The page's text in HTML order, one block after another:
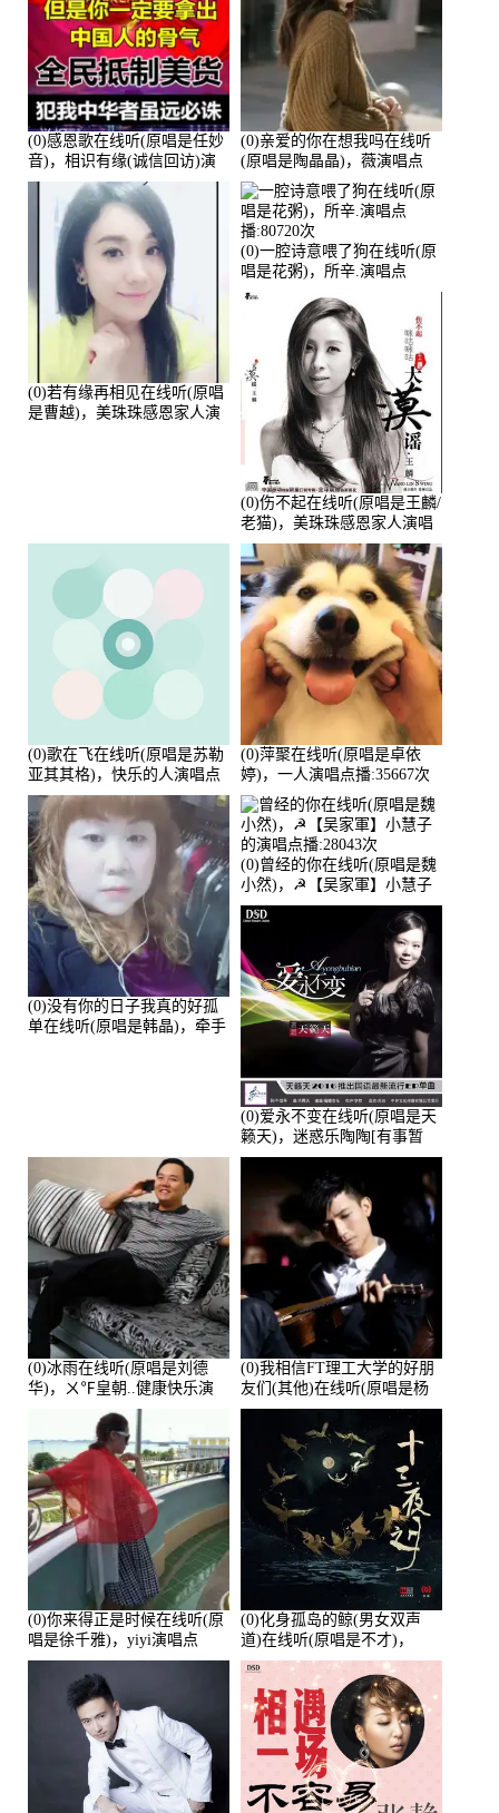
(0)感恩歌在线听(原唱是任妙
音)，相识有缘(诚信回访)演
唱点播:161288次
(0)亲爱的你在想我吗在线听
(原唱是陶晶晶)，薇演唱点
播:159722次
(0)若有缘再相见在线听(原唱
是曹越)，美珠珠感恩家人演
(0)一腔诗意喂了狗在线听(原
唱是花粥)，所辛.演唱点
播:80720次
(0)伤不起在线听(原唱是王麟/
老猫)，美珠珠感恩家人演唱
点播:80218次
(0)歌在飞在线听(原唱是苏勒
亚其其格)，快乐的人演唱点
播:36次
(0)萍聚在线听(原唱是卓依
婷)，一人演唱点播:35667次
(0)没有你的日子我真的好孤
单在线听(原唱是韩晶)，牵手
(0)曾经的你在线听(原唱是魏
小然)，☭【吴家軍】小慧子
的演唱点播:28043次
(0)爱永不变在线听(原唱是天
籁天)，迷惑乐陶陶[有事暂
离]演唱点播:27678次
(0)冰雨在线听(原唱是刘德
华)，ㄨ℉皇朝..健康快乐演
(0)我相信FT理工大学的好朋
友们(其他)在线听(原唱是杨
培安)，老乔演唱点播:23714
(0)你来得正是时候在线听(原
唱是徐千雅)，yiyi演唱点
播:21991次
(0)化身孤岛的鲸(男女双声
道)在线听(原唱是不才)，
HGBai演唱点播:19428次